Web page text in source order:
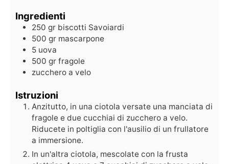
Ingredienti
250 gr biscotti Savoiardi
500 gr mascarpone
5 uova
500 gr fragole
zucchero a velo
Istruzioni
Anzitutto, in una ciotola versate una manciata di
fragole e due cucchiai di zucchero a velo.
Riducete in poltiglia con l'ausilio di un frullatore
a immersione.
In un'altra ciotola, mescolate con la frusta